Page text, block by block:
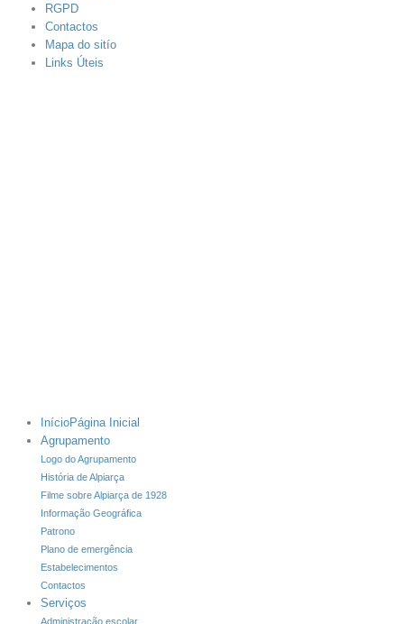
RGPD
Contactos
Mapa do sitío
Links Úteis
InícioPágina Inicial
Agrupamento
Logo do Agrupamento
História de Alpiarça
Filme sobre Alpiarça de 1928
Informação Geográfica
Patrono
Plano de emergência
Estabelecimentos
Contactos
Serviços
Administração escolar